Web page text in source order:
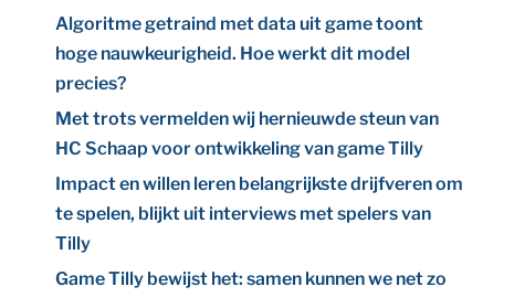
Algoritme getraind met data uit game toont
hoge nauwkeurigheid. Hoe werkt dit model
precies?
Met trots vermelden wij hernieuwde steun van
HC Schaap voor ontwikkeling van game Tilly
Impact en willen leren belangrijkste drijfveren om
te spelen, blijkt uit interviews met spelers van
Tilly
Game Tilly bewijst het: samen kunnen we net zo